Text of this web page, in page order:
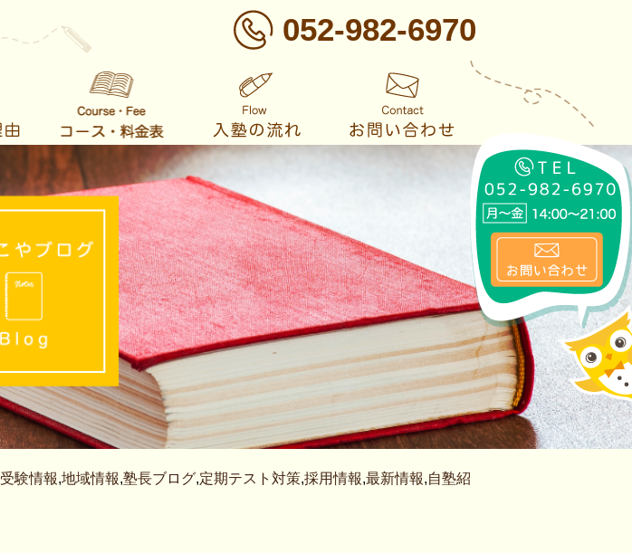
052-982-6970
受験情報,地域情報,塾長ブログ,定期テスト対策,採用情報,最新情報,自塾紹